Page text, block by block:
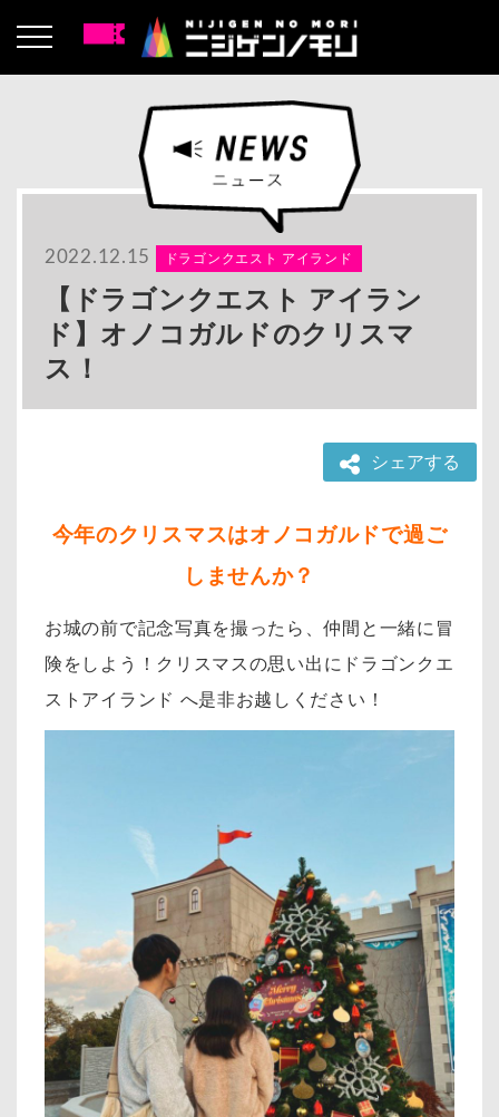
2022.12.15 ドラゴンクエスト アイランド
【ドラゴンクエスト アイラン
ド】オノコガルドのクリスマ
ス！
シェアする
今年のクリスマスはオノコガルドで過ご
しませんか？
お城の前で記念写真を撮ったら、仲間と一緒に冒
険をしよう！ クリスマスの思い出にドラゴンクエ
ストアイランド へ是非お越しください！